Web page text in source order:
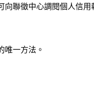
聯徵中心調閱個人信用
唯一方法。